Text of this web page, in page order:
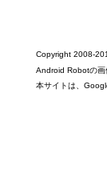
Copyright 2008-
Android Robotの画
本サイトは、